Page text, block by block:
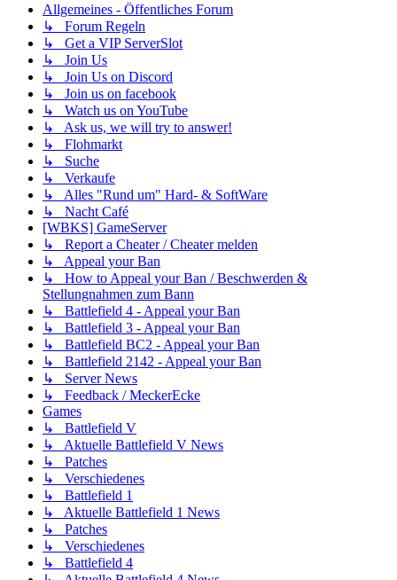
Allgemeines - Öffentliches Forum
↳ Forum Regeln
↳ Get a VIP ServerSlot
↳ Join Us
↳ Join Us on Discord
↳ Join us on facebook
↳ Watch us on YouTube
↳ Ask us, we will try to answer!
↳ Flohmarkt
↳ Suche
↳ Verkaufe
↳ Alles "Rund um" Hard- & SoftWare
↳ Nacht Café
[WBKS] GameServer
↳ Report a Cheater / Cheater melden
↳ Appeal your Ban
↳ How to Appeal your Ban / Beschwerden &
Stellungnahmen zum Bann
↳ Battlefield 4 - Appeal your Ban
↳ Battlefield 3 - Appeal your Ban
↳ Battlefield BC2 - Appeal your Ban
↳ Battlefield 2142 - Appeal your Ban
↳ Server News
↳ Feedback / MeckerEcke
Games
↳ Battlefield V
↳ Aktuelle Battlefield V News
↳ Patches
↳ Verschiedenes
↳ Battlefield 1
↳ Aktuelle Battlefield 1 News
↳ Patches
↳ Verschiedenes
↳ Battlefield 4